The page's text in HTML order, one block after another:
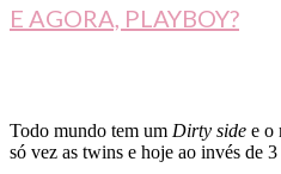
E AGORA, PLAYBOY?
Todo mundo tem um Dirty side e o
só vez as twins e hoje ao invés de